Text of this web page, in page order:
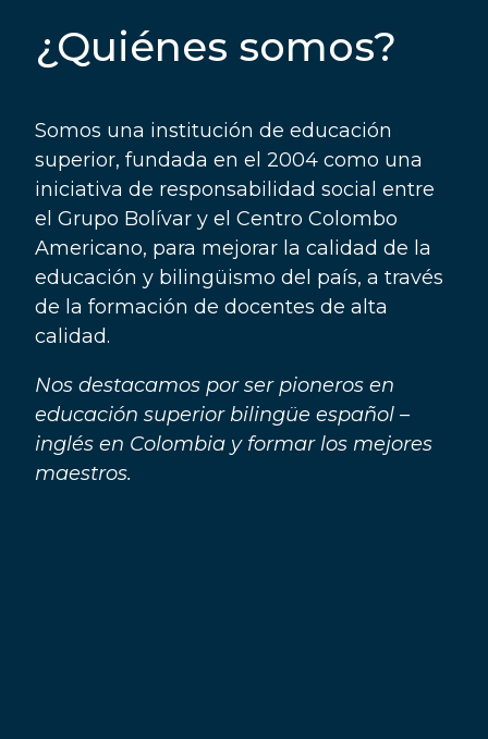
¿Quiénes somos?
Somos una institución de educación
superior, ​fundada en el 2004 como una
iniciativa de ​responsabilidad social entre
el Grupo Bolívar​ y el Centro Colombo
Americano, para mejorar ​la calidad de la
educación y bilingüismo del país, a través
de la formación de docentes ​de alta
calidad.
Nos destacamos por ser pioneros en
educación superior bilingüe español –
inglés en Colombia y formar los mejores
maestros.